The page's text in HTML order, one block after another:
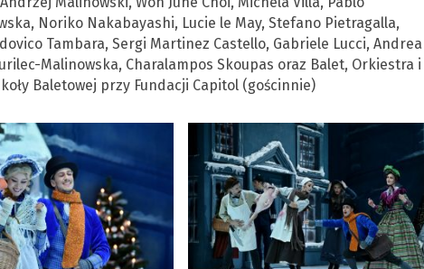
Noriko Nakabayashi, Lucie le May, Stefano Pietragalla,
Tambara, Sergi Martinez Castello, Gabriele Lucci, Andrea
Malinowska, Charalampos Skoupas oraz Balet, Orkiestra i
Baletowej przy Fundacji Capitol (gościnnie)